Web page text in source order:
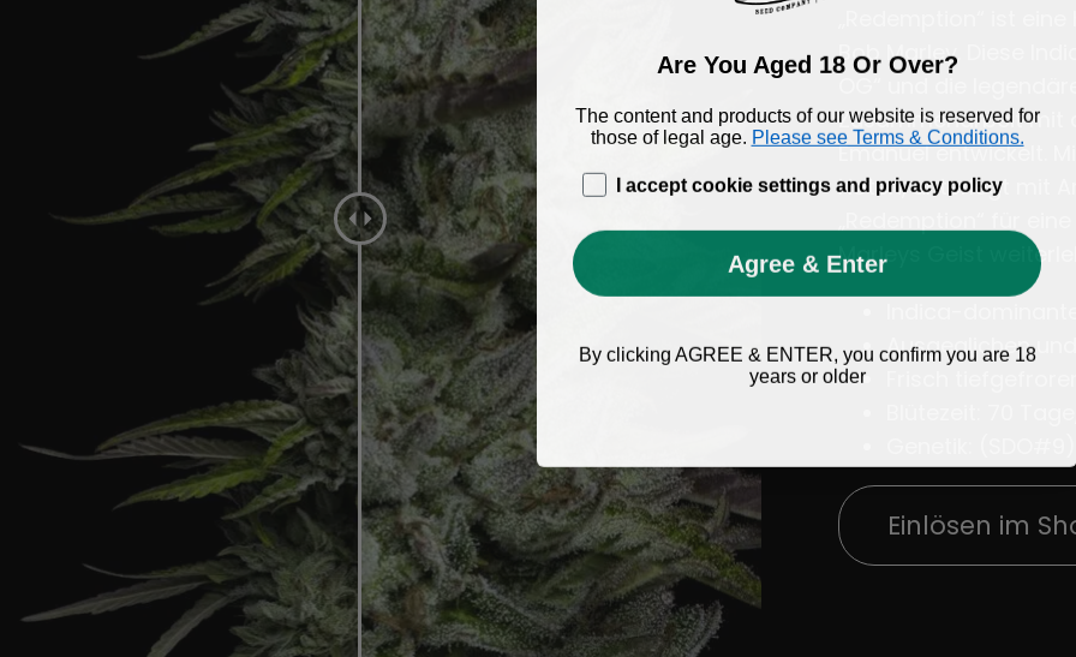
Bob Marley. Diese
Zusammenarbeit mit
Emanuel entwickelt.
Noten, unterlegt mit
Marleys Geist
Ausgeglichen
Einlösen im
Are You Aged 18 Or Over?
The content and products of our website is reserved for
those of legal age. Please see Terms & Conditions.
age_gap
I accept cookie settings and privacy policy
Agree & Enter
By clicking AGREE & ENTER, you confirm you are 18
years or older